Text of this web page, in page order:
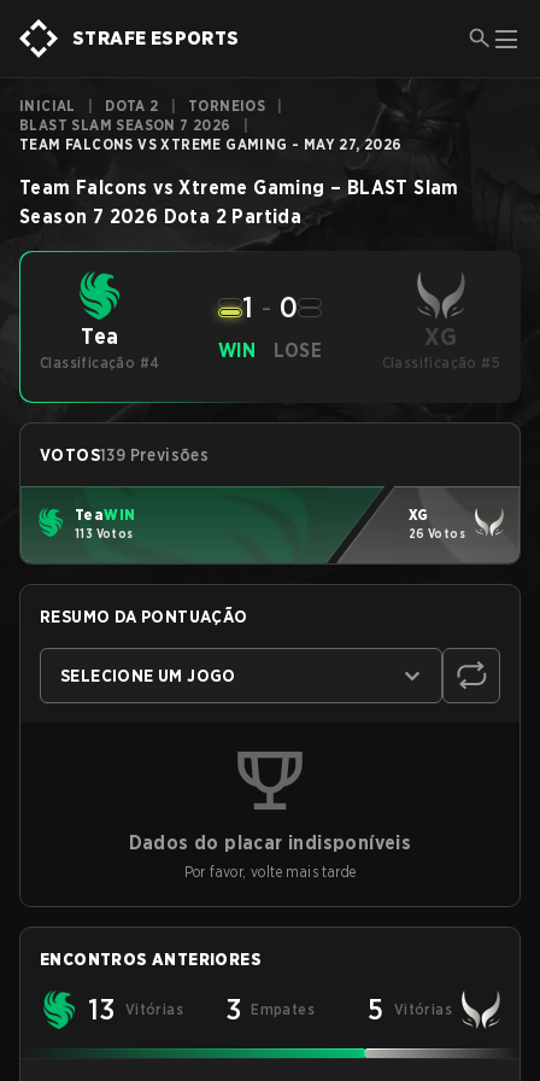
STRAFE ESPORTS
INICIAL DOTA 2 TORNEIOS
BLAST SLAM SEASON 7 2026
TEAM FALCONS VS XTREME GAMING - MAY 27, 2026
Team Falcons vs Xtreme Gaming – BLAST Slam
Season 7 2026 Dota 2 Partida
Tea
Classificação #4
WIN
1 - 0
LOSE XG
Classificação #5
VOTOS139 Previsões
TeaWIN
113 Votos
XG
26 Votos
RESUMO DA PONTUAÇÃO
SELECIONE UM JOGO
Dados do placar indisponíveis
Por favor, volte mais tarde
ENCONTROS ANTERIORES
13 Vitórias 3 Empates 5 Vitórias